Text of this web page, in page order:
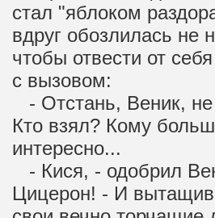
стал "яблоком
вдруг обозлилась не
чтобы отвести от
с вызовом:
- Отстань, Веник,
Кто взял? Кому
интересно...
- Кися, - одобрил
Цицерон! - И вытащив